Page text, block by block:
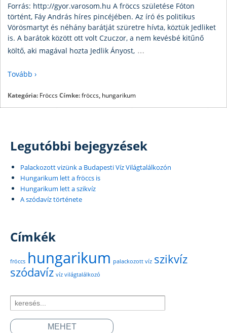
Forrás: http://gyor.varosom.hu A fröccs születése Fóton
történt, Fáy András híres pincéjében. Az író és politikus
Vörösmartyt és néhány barátját szüretre hívta, köztük Jedliket
is. A barátok között ott volt Czuczor, a nem kevésbé kitűnő
költő, aki magával hozta Jedlik Ányost, …
Tovább ›
Kategória: FröccsCímke:fröccs, hungarikum
Legutóbbi bejegyzések
Palackozott vizünk a Budapesti Víz Világtalálkozón
Hungarikum lett a fröccs is
Hungarikum lett a szikvíz
A szódavíz története
Címkék
fröccs hungarikum palackozott víz szikvíz
szódavíz víz világtalálkozó
Search
for: